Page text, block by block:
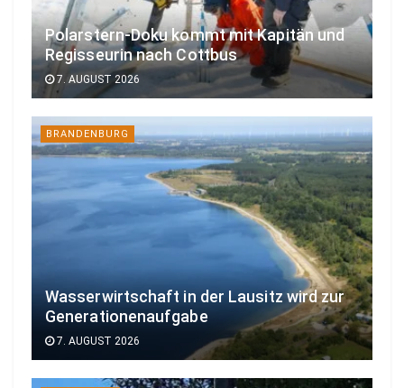
Polarstern-Doku kommt mit Kapitän und
Regisseurin nach Cottbus
7. AUGUST 2026
BRANDENBURG
Wasserwirtschaft in der Lausitz wird zur
Generationenaufgabe
7. AUGUST 2026